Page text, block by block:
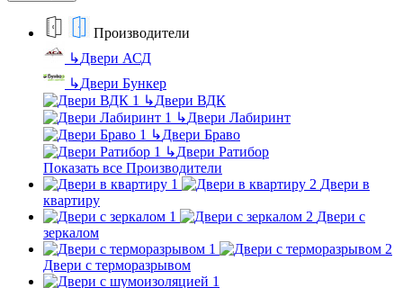
Производители
↳Двери АСД
↳Двери Бункер
↳Двери ВДК
↳Двери Лабиринт
↳Двери Браво
↳Двери Ратибор
Показать все Производители
Двери в
квартиру
Двери с
зеркалом
Двери с терморазрывом